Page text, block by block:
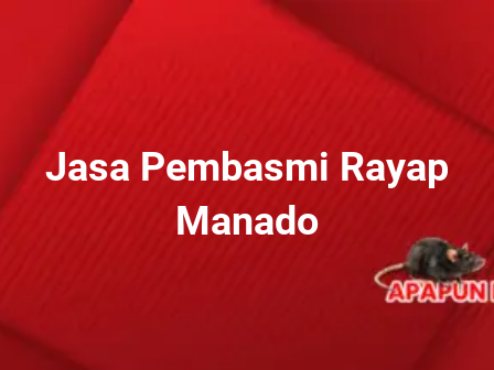
Jasa Pembasmi Rayap
Manado